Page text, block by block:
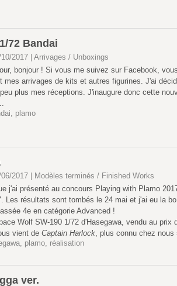
72 Bandai
2017
Arrivages / Unboxings
bonjour ! Si vous me suivez sur Facebook,
mes arrivages de kits et autres figurines. J'ai
plus mes réceptions. J'inaugure donc cette
, plamo
2017
Modèles terminés / Finished Works
j'ai présenté au concours Playing with Plamo
Les résultats sont tombés le 24 mai et j'ai eu la
4e en catégorie Advanced !
Wolf SW-190 1/72 d'Hasegawa, vendu au
vient de Captain Harlock, plus connu chez nous
, plamo, réalisation
ver.